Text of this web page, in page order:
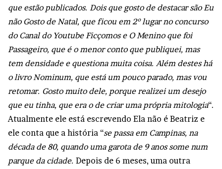
que estão publicados. Dois que gosto de destacar são Eu
não Gosto de Natal, que ficou em 2º lugar no concurso
do Canal do Youtube Ficçomos e O Menino que foi
Passageiro, que é o menor conto que publiquei, mas
tem densidade e questiona muita coisa. Além destes há
o livro Nominum, que está um pouco parado, mas vou
retomar. Gosto muito dele, porque realizei um desejo
que eu tinha, que era o de criar uma própria mitologia“.
Atualmente ele está escrevendo Ela não é Beatriz e
ele conta que a história “se passa em Campinas, na
década de 80, quando uma garota de 9 anos some num
parque da cidade. Depois de 6 meses, uma outra